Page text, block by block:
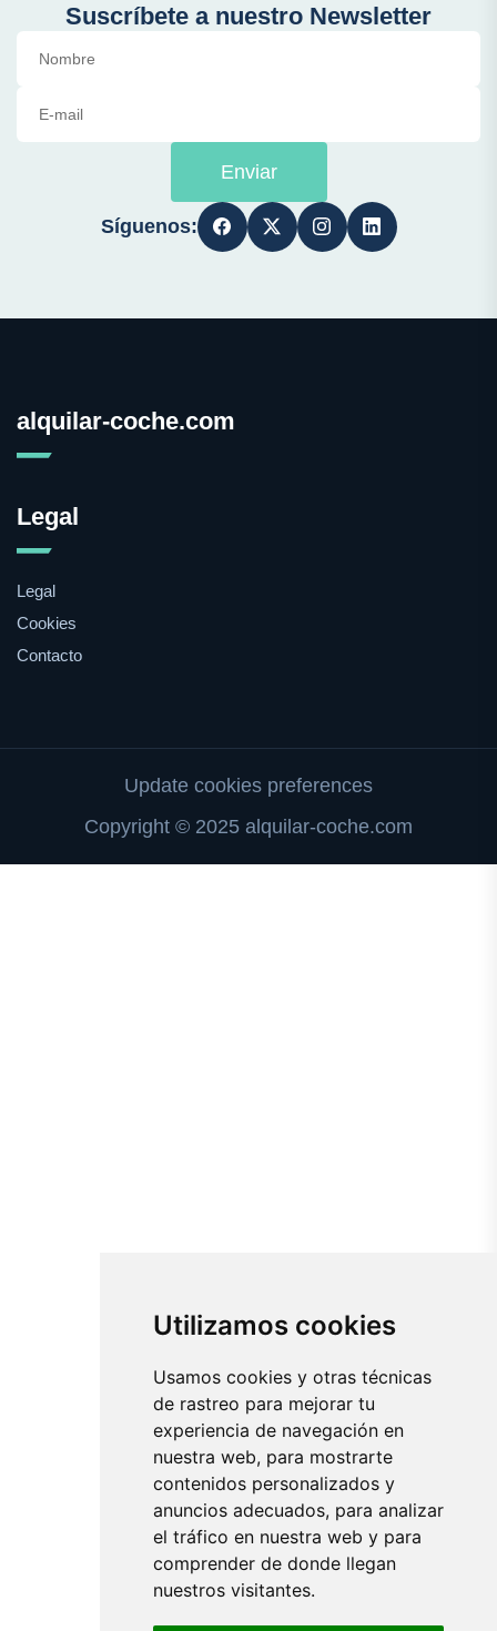
Utilizamos cookies
Usamos cookies y otras técnicas
de rastreo para mejorar tu
experiencia de navegación en
nuestra web, para mostrarte
contenidos personalizados y
anuncios adecuados, para analizar
el tráfico en nuestra web y para
comprender de donde llegan
nuestros visitantes.
Suscríbete a nuestro Newsletter
Enviar
Síguenos:
alquilar-coche.com
Legal
Legal
Cookies
Contacto
Update cookies preferences
Copyright © 2025 alquilar-coche.com